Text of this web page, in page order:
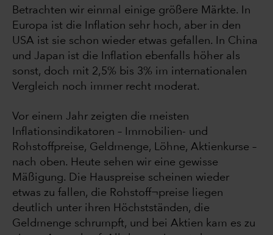
Betrachten wir einmal einige größere Märkte. In
Europa ist die Inflation sehr hoch, aber in den
USA ist sie schon wieder etwas gefallen. In China
und Japan ist die Inflation ebenfalls höher als
sonst, doch mit 2,5% bis 3% im internationalen
Vergleich noch immer recht moderat.
Vor einem Jahr zeigten die meisten
Inflationsindikatoren – Immobilien- und
Rohstoffpreise, Geldmenge, Löhne, Aktienkurse –
nach oben. Heute sehen wir eine gewisse
Mäßigung. Die Hauspreise scheinen wieder
etwas zu fallen, die Rohstoff¬preise liegen
deutlich unter ihren Höchstständen, die
Geldmenge schrumpft, und bei Aktien kam es zu